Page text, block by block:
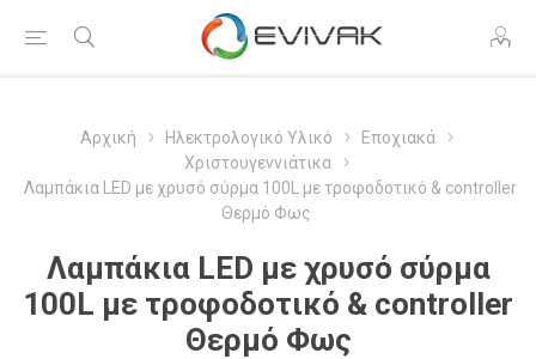
Αρχική Ηλεκτρολογικό Υλικό
Εποχιακά
Χριστουγεννιάτικα
Λαμπάκια LED με χρυσό σύρμα 100L με τροφοδοτικό & controller
Θερμό Φως
Λαμπάκια LED με χρυσό σύρμα
100L με τροφοδοτικό & controller
Θερμό Φως